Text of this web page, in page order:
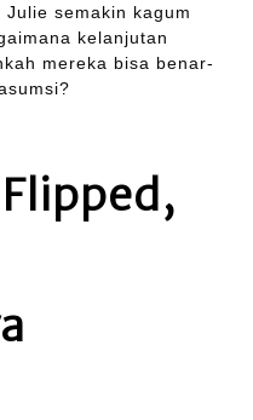
semakin kagum
kelanjutan
mereka bisa benar-